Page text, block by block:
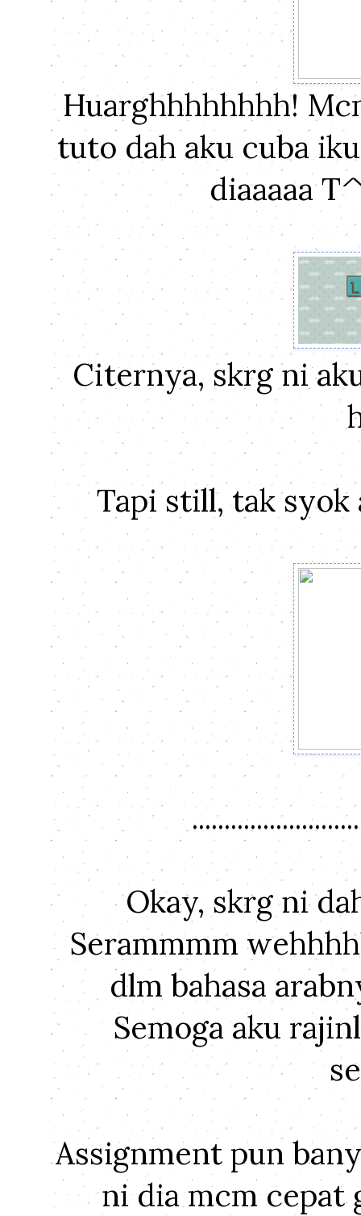
Huarghhhhhhhh!
tuto dah aku cuba
diaaaaa
Citernya, skrg ni
Tapi still, tak syok
Okay, skrg ni
Serammmm
dlm bahasa
Semoga aku
Assignment pun
ni dia mcm cepat